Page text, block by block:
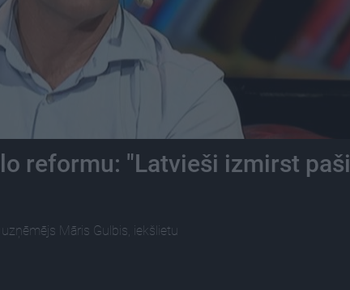
reformu: "Latvieši izmirst paši
Māris Gulbis, iekšlietu